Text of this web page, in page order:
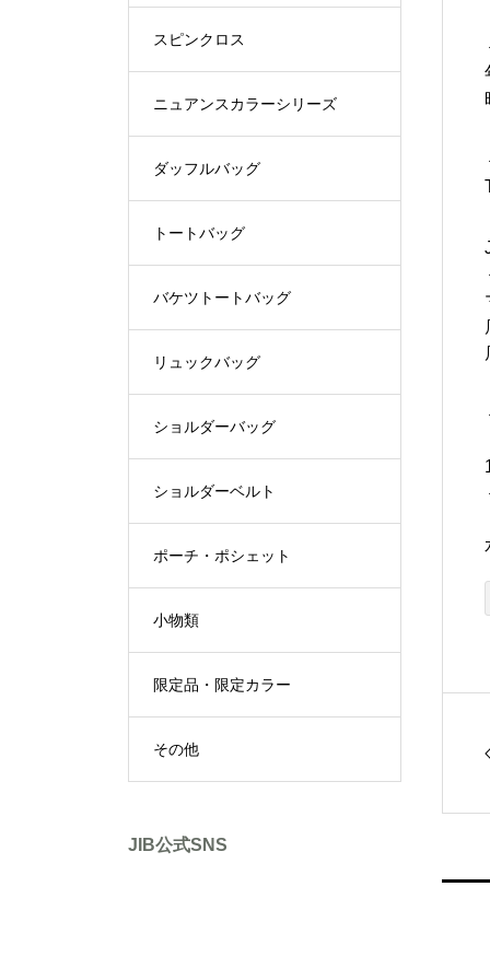
スピンクロス
ニュアンスカラーシリーズ
ダッフルバッグ
トートバッグ
バケツトートバッグ
リュックバッグ
ショルダーバッグ
ショルダーベルト
ポーチ・ポシェット
小物類
限定品・限定カラー
その他
JIB公式SNS